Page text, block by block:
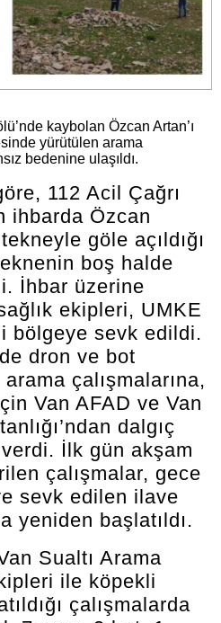
kaybolan Özcan Artan’ı
yürütülen arama
bedenine ulaşıldı.
112 Acil Çağrı
ihbarda Özcan
göle açıldığı
boş halde
İhbar üzerine
ekipleri, UMKE
bölgeye sevk edildi.
dron ve bot
çalışmalarına,
Van AFAD ve Van
dalgıç
İlk gün akşam
çalışmalar, gece
sevk edilen ilave
yeniden başlatıldı.
Sualtı Arama
ile köpekli
çalışmalarda